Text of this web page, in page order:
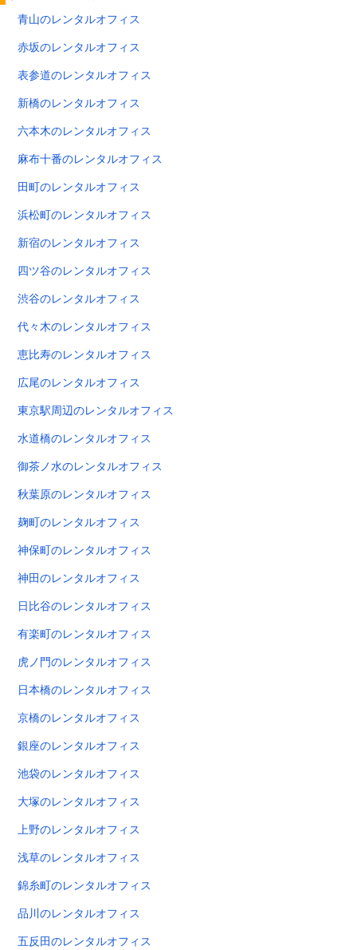
青山のレンタルオフィス
赤坂のレンタルオフィス
表参道のレンタルオフィス
新橋のレンタルオフィス
六本木のレンタルオフィス
麻布十番のレンタルオフィス
田町のレンタルオフィス
浜松町のレンタルオフィス
新宿のレンタルオフィス
四ツ谷のレンタルオフィス
渋谷のレンタルオフィス
代々木のレンタルオフィス
恵比寿のレンタルオフィス
広尾のレンタルオフィス
東京駅周辺のレンタルオフィス
水道橋のレンタルオフィス
御茶ノ水のレンタルオフィス
秋葉原のレンタルオフィス
麹町のレンタルオフィス
神保町のレンタルオフィス
神田のレンタルオフィス
日比谷のレンタルオフィス
有楽町のレンタルオフィス
虎ノ門のレンタルオフィス
日本橋のレンタルオフィス
京橋のレンタルオフィス
銀座のレンタルオフィス
池袋のレンタルオフィス
大塚のレンタルオフィス
上野のレンタルオフィス
浅草のレンタルオフィス
錦糸町のレンタルオフィス
品川のレンタルオフィス
五反田のレンタルオフィス